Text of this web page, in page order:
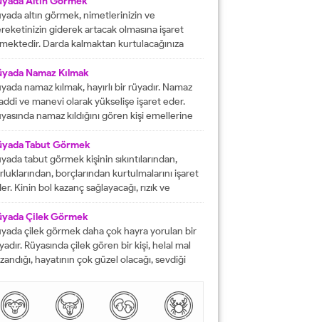
altın görmek, nimetlerinizin ve
giderek artacak olmasına işaret
Darda kalmaktan kurtulacağınıza
eder ve engelleri yok edeceğinizi
İyi bir hayata sahip olmanızın
tüm pürüzlerin yok olacağını işaret
Emeklerinizin heba olmayacağını
rüyalardan birisi şeklinde
Rüyada altın bileklik görmek,
giderek artacak olmasına delalet
Namaz Kılmak
namaz kılmak, hayırlı bir rüyadır. Namaz
ve manevi olarak yükselişe işaret eder.
namaz kıldığını gören kişi emellerine
zamanda ulaşır. Namaz, rüya da olsa kişinin
güçleneceğini ve Allah tarafından
bir kişi olduğunu gösterir. Rüyalarımızda
çoğunlukla gerçek hayatla birebir
Rüyalarımızda...
Tabut Görmek
tabut görmek kişinin sıkıntılarından,
borçlarından kurtulmalarını işaret
Kinin bol kazanç sağlayacağı, rızık ve
anlamına gelir. Rüya sırasında tabut
aynı zaman da kişinin bahtının ve
kapanmış olduğunu ifade eder. Rüyada
görmek aynı zamanda kişinin yol hazırlığına
anlamına gelir....
Çilek Görmek
çilek görmek daha çok hayra yorulan bir
Rüyasında çilek gören bir kişi, helal mal
hayatının çok güzel olacağı, sevdiği
çoğunlukla aşkı ve tutkuyu da delalet eder.
rüyasında çilek gördü mü daha çok bol